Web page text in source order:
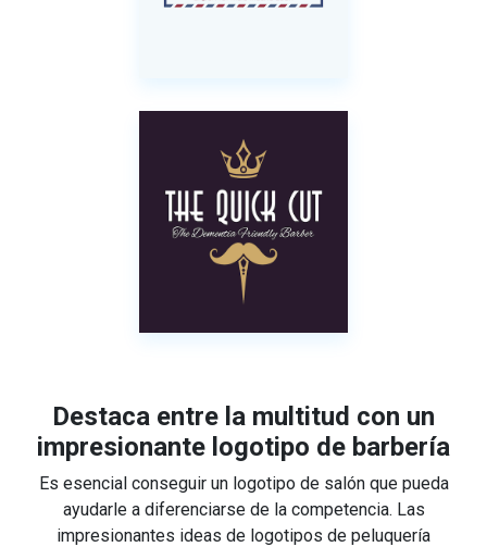
Destaca entre la multitud con un
impresionante logotipo de barbería
Es esencial conseguir un logotipo de salón que pueda
ayudarle a diferenciarse de la competencia. Las
impresionantes ideas de logotipos de peluquería